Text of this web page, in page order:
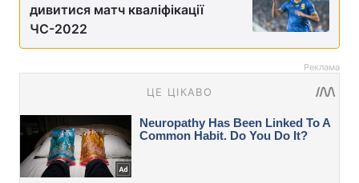
дивитися матч кваліфікації
ЧС-2022
Реклама